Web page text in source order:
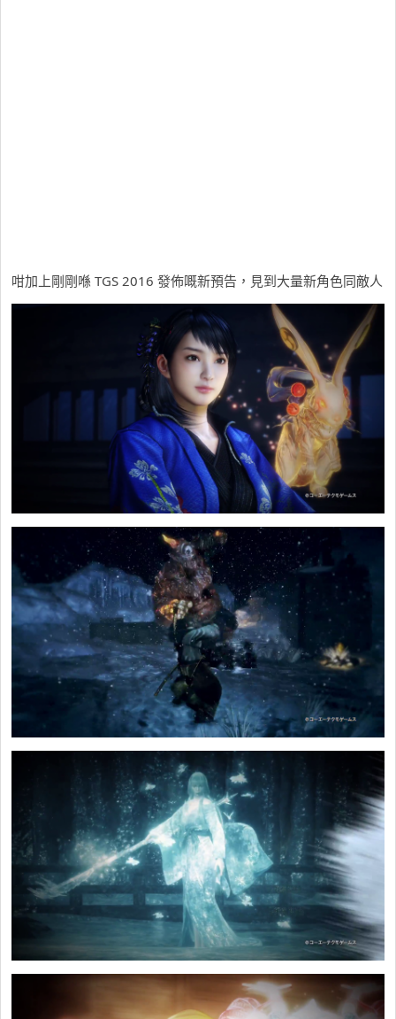
咁加上剛剛喺 TGS 2016 發佈嘅新預告，見到大量新角色同敵人